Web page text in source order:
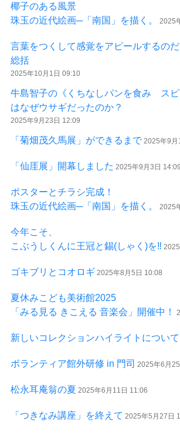
椰子のある風景
珠玉の近代絵画─「南国」を描く。
2025
言葉をつくして感覚をアピールするの
総括
2025年10月1日 09:10
牛島智子の《くちなしパンを食み スピ
はなぜウサギだったのか？
2025年9月23日 12:09
「菊畑茂久馬展」ができるまで2025年9月
「仙厓展」開幕しました 2025年9月3日 14:09
ポスターとチラシ完成！
珠玉の近代絵画─「南国」を描く。
2025
今年こそ、
こぶうしくんに王冠と錫(しゃく)を‼
ゴキブリとコオロギ 2025年8月5日 10:08
夏休みこども美術館2025
「みる見る きこえる 音楽会」開催中！
新しいコレクションハイライトについて
ボランティア館外研修 in 門司 2025年6月
松永耳庵翁の夏 2025年6月11日 11:06
「つきなみ講座」を終えて 2025年5月27日